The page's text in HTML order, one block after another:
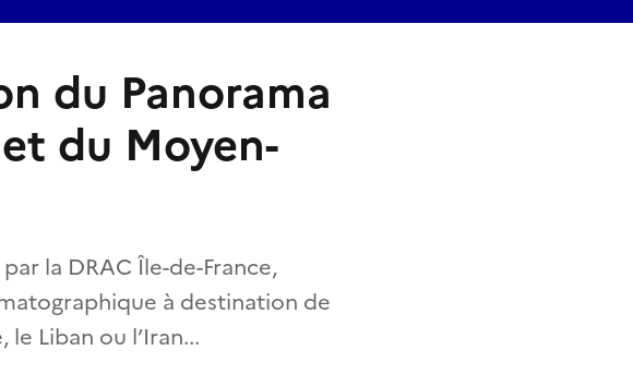
du Panorama
du Moyen-
la DRAC Île-de-France,
à destination de
Liban ou l’Iran...